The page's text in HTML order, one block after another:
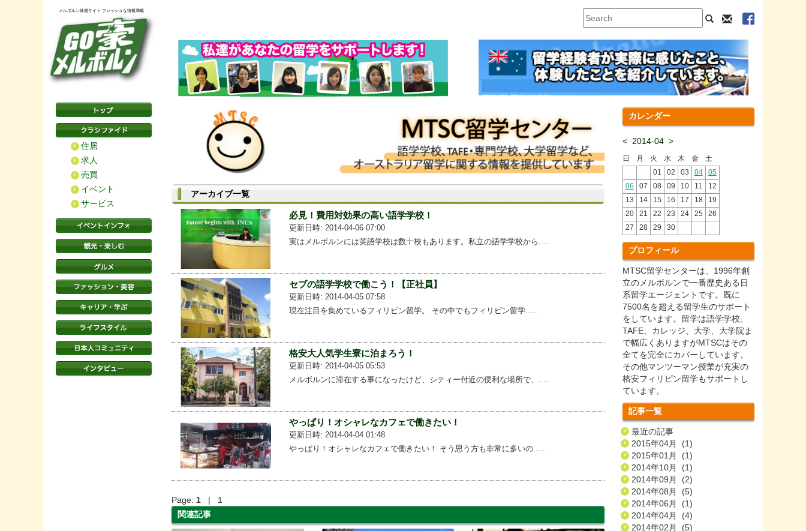
メルボルン体感サイト フレッシュな情報満載
住居
求人
売買
イベント
サービス
アーカイブ一覧
必見！費用対効果の高い語学学校！
更新日時: 2014-04-06 07:00
実はメルボルンには英語学校は数十校もあります。私立の語学学校から.....
セブの語学学校で働こう！【正社員】
更新日時: 2014-04-05 07:58
現在注目を集めているフィリピン留学。 その中でもフィリピン留学.....
格安大人気学生寮に泊まろう！
更新日時: 2014-04-05 05:53
メルボルンに滞在する事になったけど、シティー付近の便利な場所で、.....
やっぱり！オシャレなカフェで働きたい！
更新日時: 2014-04-04 01:48
やっぱり！オシャレなカフェで働きたい！ そう思う方も非常に多いの.....
Page:1 | 1
関連記事
カレンダー
< 2014-04 >
日 月 火 水 木 金
土
01
02 03 04
05
06
07 08 09 10 11
12
13
14 15 16 17 18
19
20
21 22 23 24 25
26
27
28 29 30
プロフィール
MTSC留学センターは、1996年創
立のメルボルンで一番歴史ある日
系留学エージェントです。既に
7500名を超える留学生のサポート
をしています。留学は語学学校、
TAFE、カレッジ、大学、大学院ま
で幅広くありますがMTSCはその
全てを完全にカバーしています。
その他マンツーマン授業が充実の
格安フィリピン留学もサポートし
ています。
記事一覧
最近の記事
2015年04月 (1)
2015年01月 (1)
2014年10月 (1)
2014年09月 (2)
2014年08月 (5)
2014年06月 (1)
2014年04月 (4)
2014年02月 (5)